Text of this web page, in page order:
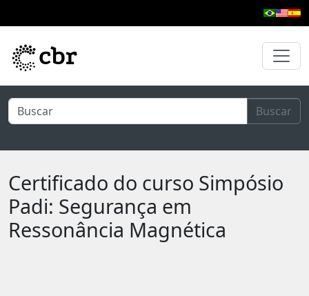
Buscar
Certificado do curso Simpósio
Padi: Segurança em
Ressonância Magnética